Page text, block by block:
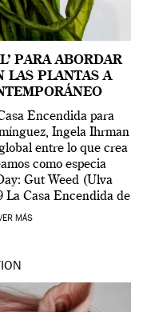
PARA ABORDAR
LAS PLANTAS A
Encendida para
Ingela Ihrman
entre lo que crea
como especia
Gut Weed (Ulva
La Casa Encendida de
[…]
MÁS